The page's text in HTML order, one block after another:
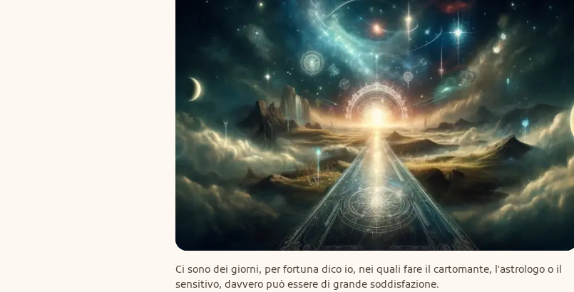
Ci sono dei giorni, per fortuna dico io, nei quali fare il cartomante, l'astrologo o il
sensitivo, davvero può essere di grande soddisfazione.